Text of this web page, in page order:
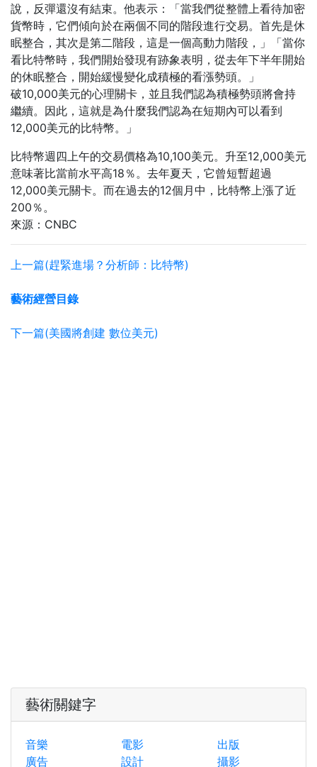
說，反彈還沒有結束。他表示：「當我們從整體上看待加密
貨幣時，它們傾向於在兩個不同的階段進行交易。首先是休
眠整合，其次是第二階段，這是一個高動力階段，」「當你
看比特幣時，我們開始發現有跡象表明，從去年下半年開始
的休眠整合，開始緩慢變化成積極的看漲勢頭。」
破10,000美元的心理關卡，並且我們認為積極勢頭將會持
繼續。因此，這就是為什麼我們認為在短期內可以看到
12,000美元的比特幣。」
比特幣週四上午的交易價格為10,100美元。升至12,000美元
意味著比當前水平高18％。去年夏天，它曾短暫超過
12,000美元關卡。而在過去的12個月中，比特幣上漲了近
200％。
來源：CNBC
上一篇(趕緊進場？分析師：比特幣)
藝術經營目錄
下一篇(美國將創建 數位美元)
藝術關鍵字
音樂 電影
出版
廣告
設計 攝影